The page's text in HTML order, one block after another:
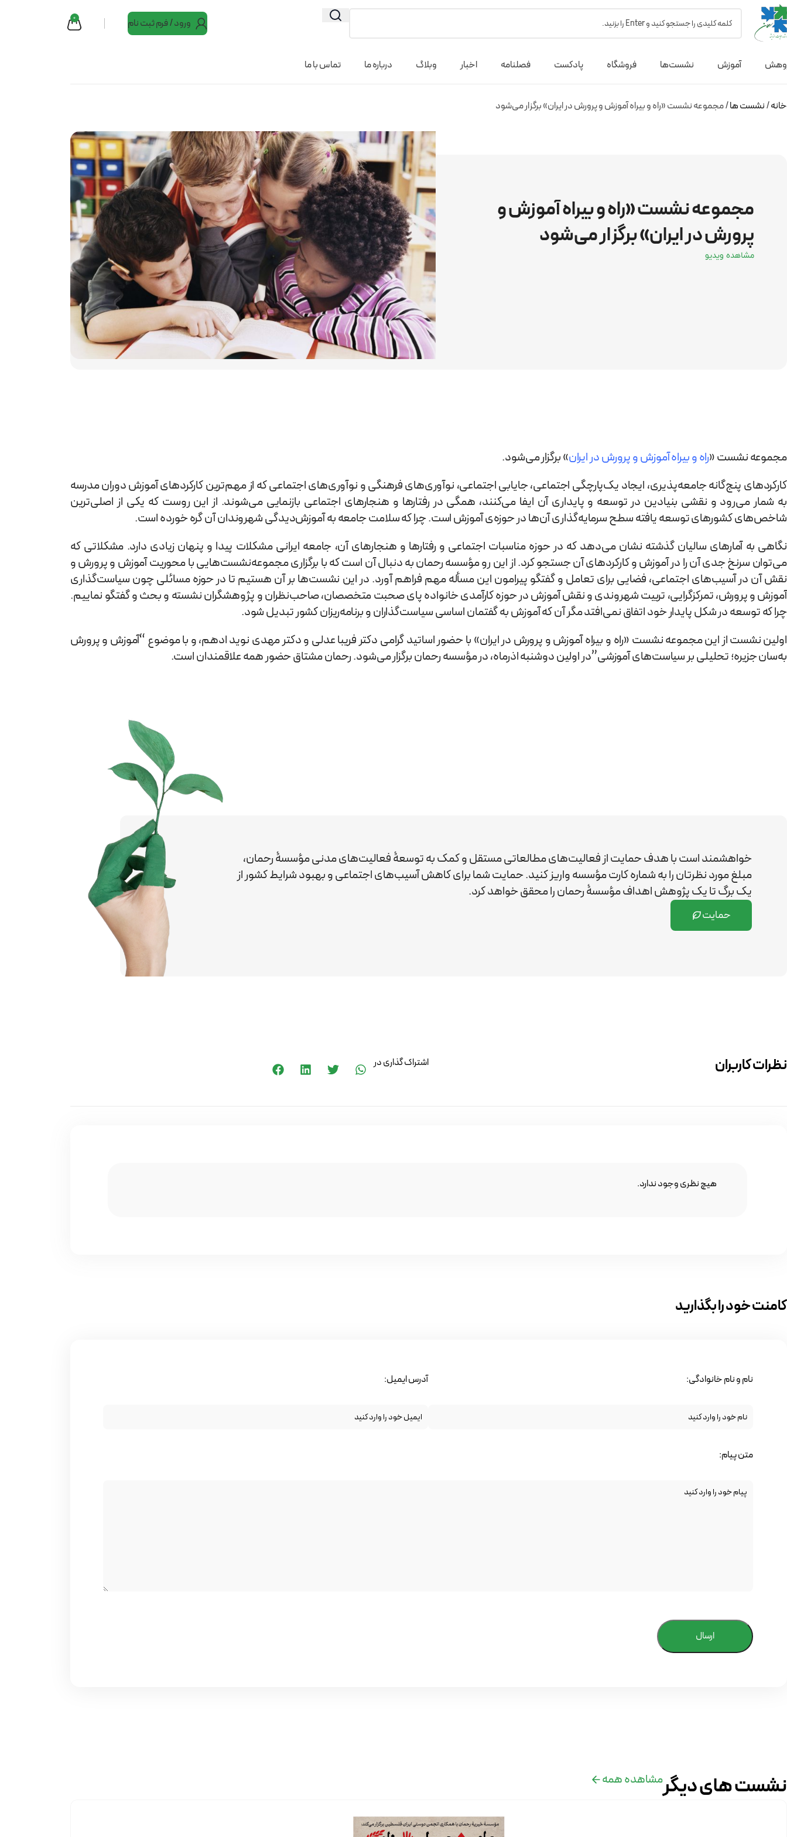
ورود / فرم ثبت نام 0
آموزش نشست‌ها فروشگاه پادکست فصلنامه اخبار وبلاگ درباره ما تماس با ما
خانه نشست ها مجموعه نشست «راه و بیراه آموزش و پرورش در ایران» برگزار می‌شود
مجموعه نشست «راه و بیراه آموزش و
پرورش در ایران» برگزار می‌شود
مشاهده ویدیو
مجموعه نشست «راه و بیراه آموزش و پرورش در ایران» برگزار می‌شود.
کارکردهای پنج‌گانه جامعه‌پذیری، ایجاد یک‌پارچگی اجتماعی، جایابی اجتماعی، نوآوری‌های فرهنگی و نوآوری‌های اجتماعی که از مهم‌ترین کارکردهای آموزش دوران مدرسه
به شمار می‌رود و نقشی بنیادین در توسعه و پایداری آن ایفا می‌کنند، همگی در رفتارها و هنجارهای اجتماعی بازنمایی می‌شوند. از این روست که یکی از اصلی‌ترین
شاخص‌های کشورهای توسعه یافته سطح سرمایه‌گذاری آن‌ها در حوزه‌ی آموزش است. چرا که سلامت جامعه به آموزش‌دیدگی شهروندان آن گره خورده است.
نگاهی به آمارهای سالیان گذشته نشان می‌دهد که در حوزه‌ مناسبات اجتماعی و رفتارها و هنجارهای آن، جامعه‌ ایرانی مشکلات پیدا و پنهان زیادی دارد. مشکلاتی که
می‌توان سرنخ جدی آن را در آموزش و کارکردهای آن جستجو کرد. از این رو مؤسسه رحمان به دنبال آن است که با برگزاری مجموعه‌نشست‌هایی با محوریت آموزش و پرورش و
نقش آن در آسیب‌های اجتماعی، فضایی برای تعامل و گفتگو پیرامون این مسأله مهم فراهم آورد. در این نشست‌ها بر آن هستیم تا در حوزه‌ مسائلی چون سیاست‌گذاری
آموزش و پرورش، تمرکزگرایی، تربیت شهروندی و نقش آموزش در حوزه‌ کارآمدی خانواده پای صحبت متخصصان، صاحب‌نظران و پژوهشگران نشسته و بحث و گفتگو نماییم.
چرا که توسعه در شکل پایدار خود اتفاق نمی‌افتد مگر آن که آموزش به گفتمان اساسی سیاست‌گذاران و برنامه‌ریزان کشور تبدیل شود.
اولین نشست از این مجموعه نشست «راه و بیراه آموزش و پرورش در ایران» با حضور اساتید گرامی دکتر فریبا عدلی و دکتر مهدی نوید ادهم، و با موضوع “آموزش و پرورش
به‌سان جزیره؛ تحلیلی بر سیاست‌های آموزشی”در اولین دوشنبه اذرماه، در مؤسسه رحمان برگزار می‌شود. رحمان مشتاق حضور همه علاقمندان است.
خواهشمند است با هدف حمایت از فعالیت‌های مطالعاتی مستقل و کمک به توسعۀ فعالیت‌های مدنی مؤسسۀ رحمان،
مبلغ مورد نظرتان را به شماره کارت مؤسسه واریز کنید. حمایت شما برای کاهش آسیب‌های اجتماعی و بهبود شرایط کشوراز
یک برگ تا یک پژوهش اهداف مؤسسۀ رحمان رامحقق خواهد کرد.
حمایت
نظرات کاربران اشتراک گذاری در
هیچ نظری وجود ندارد.
کامنت خود را بگذارید
نام و نام خانوادگی: آدرس ایمیل:
متن پیام:
ارسال
نشست های دیگرمشاهده همه